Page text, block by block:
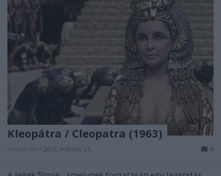
Kleopátra / Cleopatra (1963)
• 2016. március 21. 6